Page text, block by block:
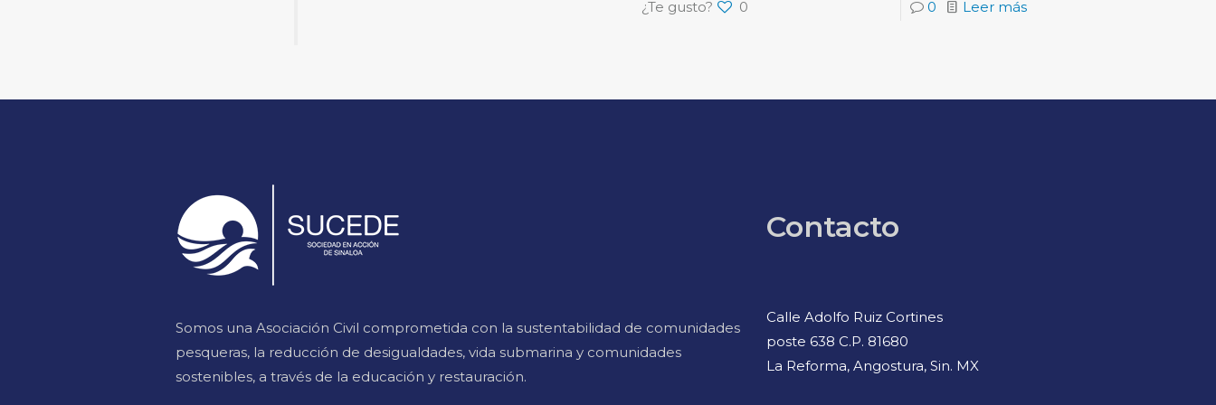
¿Te gusto? 0 0 Leer más
Somos una Asociación Civil comprometida con la sustentabilidad de comunidades
pesqueras, la reducción de desigualdades, vida submarina y comunidades
sostenibles, a través de la educación y restauración.
Contacto
Calle Adolfo Ruiz Cortines
poste 638 C.P. 81680
La Reforma, Angostura, Sin. MX